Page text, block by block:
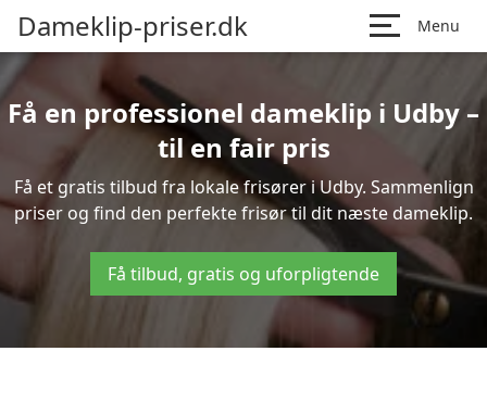
Dameklip-priser.dk Menu
Få en professionel dameklip i Udby –
til en fair pris
Få et gratis tilbud fra lokale frisører i Udby. Sammenlign
priser og find den perfekte frisør til dit næste dameklip.
Få tilbud, gratis og uforpligtende